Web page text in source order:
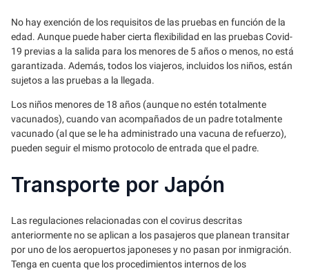
No hay exención de los requisitos de las pruebas en función de la
edad. Aunque puede haber cierta flexibilidad en las pruebas Covid-
19 previas a la salida para los menores de 5 años o menos, no está
garantizada. Además, todos los viajeros, incluidos los niños, están
sujetos a las pruebas a la llegada.
Los niños menores de 18 años (aunque no estén totalmente
vacunados), cuando van acompañados de un padre totalmente
vacunado (al que se le ha administrado una vacuna de refuerzo),
pueden seguir el mismo protocolo de entrada que el padre.
Transporte por Japón
Las regulaciones relacionadas con el covirus descritas
anteriormente no se aplican a los pasajeros que planean transitar
por uno de los aeropuertos japoneses y no pasan por inmigración.
Tenga en cuenta que los procedimientos internos de los